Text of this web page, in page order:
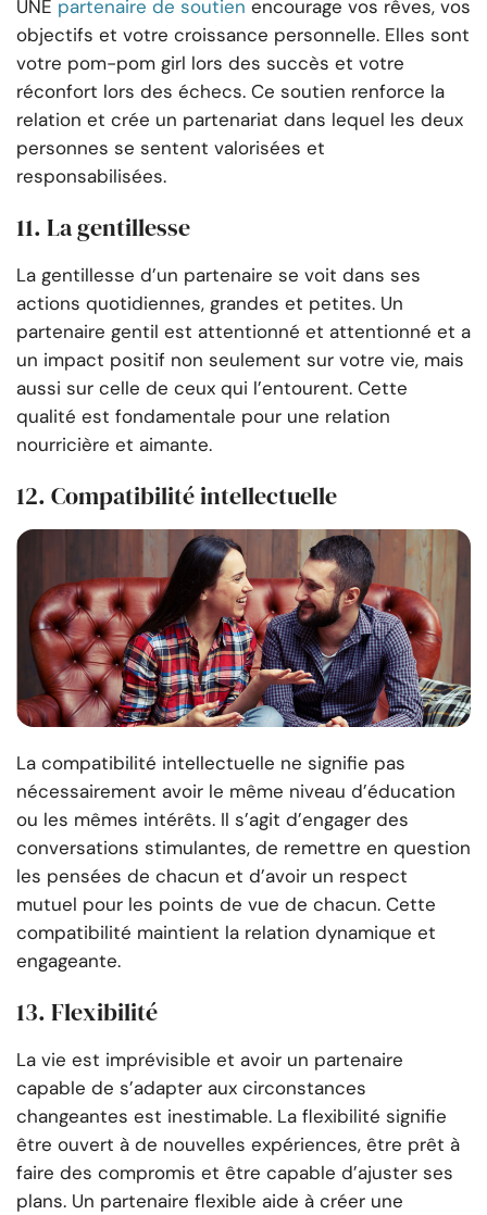
UNE partenaire de soutien encourage vos rêves, vos
objectifs et votre croissance personnelle. Elles sont
votre pom-pom girl lors des succès et votre
réconfort lors des échecs. Ce soutien renforce la
relation et crée un partenariat dans lequel les deux
personnes se sentent valorisées et
responsabilisées.
11. La gentillesse
La gentillesse d’un partenaire se voit dans ses
actions quotidiennes, grandes et petites. Un
partenaire gentil est attentionné et attentionné et a
un impact positif non seulement sur votre vie, mais
aussi sur celle de ceux qui l’entourent. Cette
qualité est fondamentale pour une relation
nourricière et aimante.
12. Compatibilité intellectuelle
La compatibilité intellectuelle ne signifie pas
nécessairement avoir le même niveau d’éducation
ou les mêmes intérêts. Il s’agit d’engager des
conversations stimulantes, de remettre en question
les pensées de chacun et d’avoir un respect
mutuel pour les points de vue de chacun. Cette
compatibilité maintient la relation dynamique et
engageante.
13. Flexibilité
La vie est imprévisible et avoir un partenaire
capable de s’adapter aux circonstances
changeantes est inestimable. La flexibilité signifie
être ouvert à de nouvelles expériences, être prêt à
faire des compromis et être capable d’ajuster ses
plans. Un partenaire flexible aide à créer une